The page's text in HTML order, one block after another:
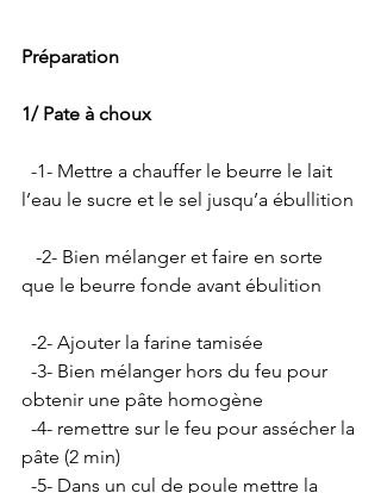
Préparation
1/ Pate à choux
-1- Mettre a chauffer le beurre le lait
l’eau le sucre et le sel jusqu’a ébullition
-2- Bien mélanger et faire en sorte
que le beurre fonde avant ébulition
-2- Ajouter la farine tamisée
-3- Bien mélanger hors du feu pour
obtenir une pâte homogène
-4- remettre sur le feu pour assécher la
pâte (2 min)
-5- Dans un cul de poule mettre la